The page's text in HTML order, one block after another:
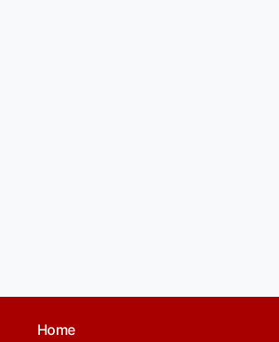
Home